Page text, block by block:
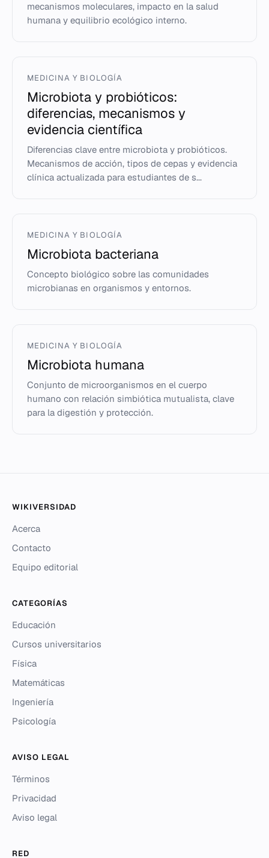
mecanismos moleculares, impacto en la salud
humana y equilibrio ecológico interno.
MEDICINA Y BIOLOGÍA
Microbiota y probióticos:
diferencias, mecanismos y
evidencia científica
Diferencias clave entre microbiota y probióticos.
Mecanismos de acción, tipos de cepas y evidencia
clínica actualizada para estudiantes de s...
MEDICINA Y BIOLOGÍA
Microbiota bacteriana
Concepto biológico sobre las comunidades
microbianas en organismos y entornos.
MEDICINA Y BIOLOGÍA
Microbiota humana
Conjunto de microorganismos en el cuerpo
humano con relación simbiótica mutualista, clave
para la digestión y protección.
WIKIVERSIDAD
Acerca
Contacto
Equipo editorial
CATEGORÍAS
Educación
Cursos universitarios
Física
Matemáticas
Ingeniería
Psicología
AVISO LEGAL
Términos
Privacidad
Aviso legal
RED